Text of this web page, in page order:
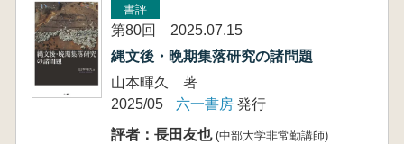
書評
第80回 2025.07.15
縄文後・晩期集落研究の諸問題
山本暉久 著
2025/05
六一書房 発行
評者：長田友也 (中部大学非常勤講師)